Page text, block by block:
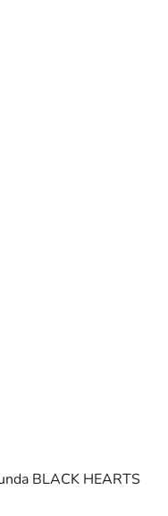
BLACK HEARTS